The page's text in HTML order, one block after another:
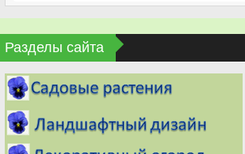
Разделы сайта